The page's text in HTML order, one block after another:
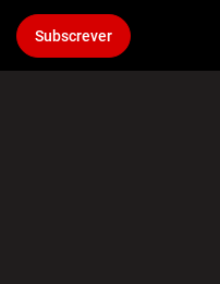
Subscrever